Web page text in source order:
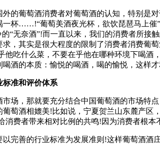
的葡萄酒消费者对葡萄酒的认知，特别是
杯……!“葡萄美酒夜光杯，欲饮琵琶马上
“无奈酒”!而一直以来，我们的消费者所
求，其实是很大程度的限制了消费者消费葡
他吃什么菜，不要在乎他在哪种环境下喝
酒的本质：愉悦的喝酒，喝的愉悦，这样
标准和评价体系
场，那就要充分结合中国葡萄酒的市场特
萄酒相媲美!比如说，宁夏贺兰山东麓产
消费者带来相对比例的共鸣!因为消费者根
完善的行业标准为发展准则!这样葡萄酒